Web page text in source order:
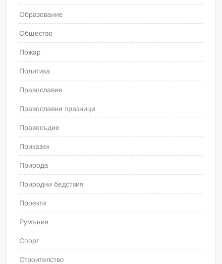
Образование
Общество
Пожар
Политика
Православие
Православни празници
Правосъдие
Приказки
Природа
Природни бедствия
Проекти
Румъния
Спорт
Строителство